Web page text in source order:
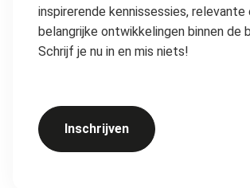
inspirerende kennissessies,
belangrijke ontwikkelingen binnen de
Schrijf je nu in en mis niets!
Inschrijven